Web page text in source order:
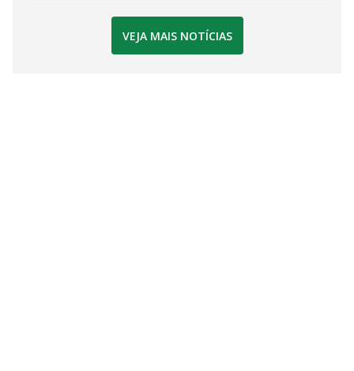
VEJA MAIS NOTÍCIAS